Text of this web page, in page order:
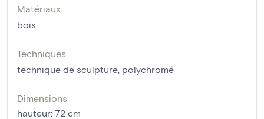
Matériaux
bois
Techniques
technique de sculpture polychromé
Dimensions
hauteur: 72 cm